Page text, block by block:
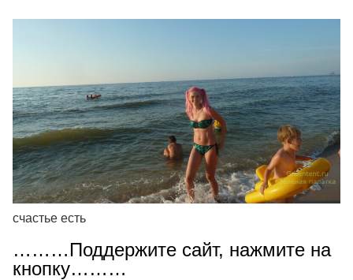
счастье есть
………Поддержите сайт, нажмите на
кнопку………